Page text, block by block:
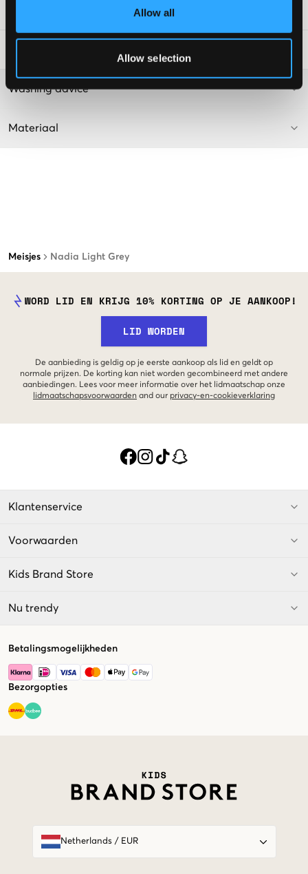
Allow all
Allow selection
Meisjes Nadia Light Grey
Washing advice
Materiaal
WORD LID EN KRIJG 10% KORTING OP JE AANKOOP!
LID WORDEN
De aanbieding is geldig op je eerste aankoop als lid en geldt op
normale prijzen. De korting kan niet worden gecombineerd met andere
aanbiedingen. Lees voor meer informatie over het lidmaatschap onze
lidmaatschapsvoorwaarden and our privacy-en-cookieverklaring
Klantenservice
Voorwaarden
Kids Brand Store
Nu trendy
Betalingsmogelijkheden
Bezorgopties
Netherlands/ EUR